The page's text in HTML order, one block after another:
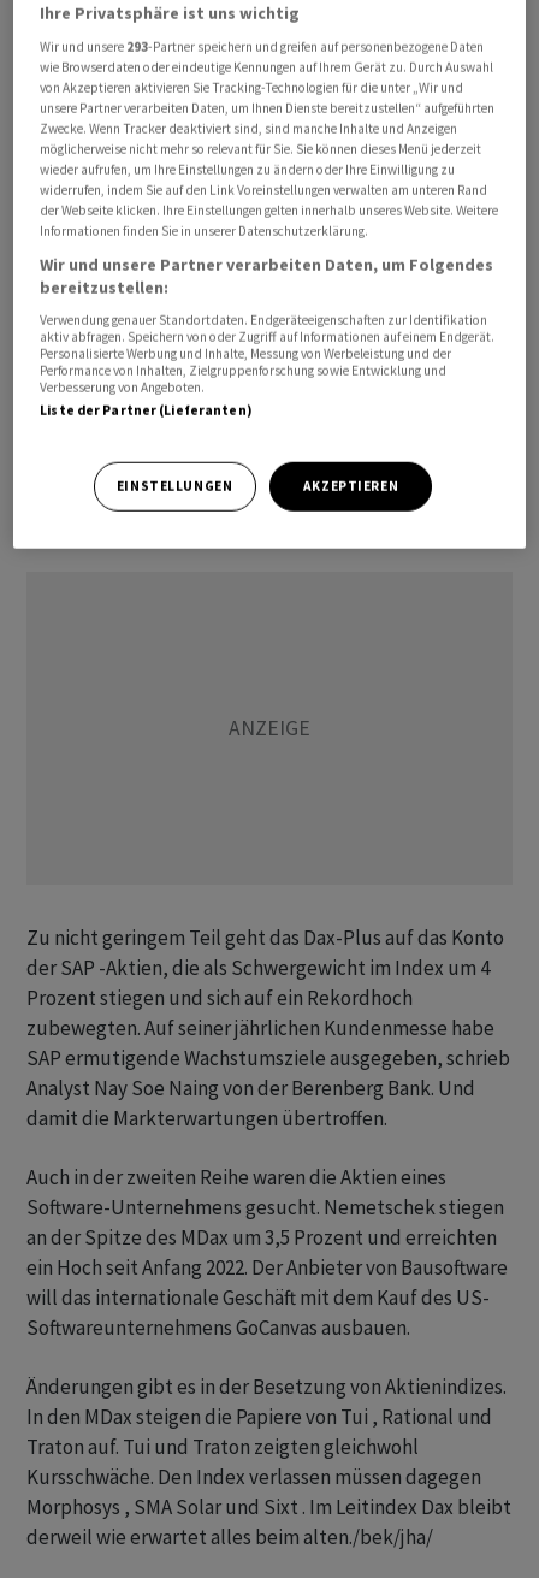
gesunken. Der MDax mit den mittelgrossen Werten
gewann 0,4 Prozent auf 27 085 Punkte. Der EuroStoxx 50
als Leitindex für die Eurozone legte um 0,6 Prozent zu.
Sowohl der mit 500 Aktien breit aufgestellte US-Index
S&P 500 als auch der von Tech-Schwergewichten
dominierte Nasdaq 100 hatten am Vortag im späten
Handel neue Höchstmarken aufgestellt.
Entscheidend für den Tagesausgang und die weitere
Börsentendenz dürften aber die Aussagen der EZB-
Präsidentin Christine Lagarde auf der Pressekonferenz
sein. Denn eine Zinssenkung ist laut Thomas Altmann
von QC Partners längst in den Kursen eingepreist. Die
über die Zukunft zu sprechen. Und dann werden die
Börsianer jeden noch so subtilen Hinweis auf die
Zu nicht geringem Teil geht das Dax-Plus auf das Konto
der SAP -Aktien, die als Schwergewicht im Index um 4
Prozent stiegen und sich auf ein Rekordhoch
zubewegten. Auf seiner jährlichen Kundenmesse habe
SAP ermutigende Wachstumsziele ausgegeben, schrieb
Analyst Nay Soe Naing von der Berenberg Bank. Und
damit die Markterwartungen übertroffen.
Auch in der zweiten Reihe waren die Aktien eines
Software-Unternehmens gesucht. Nemetschek stiegen
an der Spitze des MDax um 3,5 Prozent und erreichten
ein Hoch seit Anfang 2022. Der Anbieter von Bausoftware
will das internationale Geschäft mit dem Kauf des US-
Softwareunternehmens GoCanvas ausbauen.
Änderungen gibt es in der Besetzung von Aktienindizes.
In den MDax steigen die Papiere von Tui , Rational und
Traton auf. Tui und Traton zeigten gleichwohl
Kursschwäche. Den Index verlassen müssen dagegen
Morphosys , SMA Solar und Sixt . Im Leitindex Dax bleibt
derweil wie erwartet alles beim alten./bek/jha/
Ihre Privatsphäre ist uns wichtig
Wir und unsere 293-Partner speichern und greifen auf personenbezogene Daten
wie Browserdaten oder eindeutige Kennungen auf Ihrem Gerät zu. Durch Auswahl
von Akzeptieren aktivieren Sie Tracking-Technologien für die unter „Wir und
unsere Partner verarbeiten Daten, um Ihnen Dienste bereitzustellen“ aufgeführten
Zwecke. Wenn Tracker deaktiviert sind, sind manche Inhalte und Anzeigen
möglicherweise nicht mehr so relevant für Sie. Sie können dieses Menü jederzeit
wieder aufrufen, um Ihre Einstellungen zu ändern oder Ihre Einwilligung zu
widerrufen, indem Sie auf den Link Voreinstellungen verwalten am unteren Rand
der Webseite klicken. Ihre Einstellungen gelten innerhalb unseres Website. Weitere
Informationen finden Sie in unserer Datenschutzerklärung.
Wir und unsere Partner verarbeiten Daten, um Folgendes
bereitzustellen:
Verwendung genauer Standortdaten. Endgeräteeigenschaften zur Identifikation
aktiv abfragen. Speichern von oder Zugriff auf Informationen auf einem Endgerät.
Personalisierte Werbung und Inhalte, Messung von Werbeleistung und der
Performance von Inhalten, Zielgruppenforschung sowie Entwicklung und
Verbesserung von Angeboten.
Liste der Partner (Lieferanten)
EINSTELLUNGEN AKZEPTIEREN